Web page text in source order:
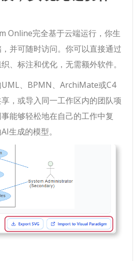
Online完全基于云端运行，你生
并可随时访问。你可以直接通过
、标注和优化，无需额外软件。
、BPMN、ArchiMate或C4
，或导入同一工作区内的团队项
能够轻松地在自己的工作中复
生成的模型。